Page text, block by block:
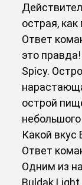
острая, как
Ответ
это
Spicy.
острой
Какой
Ответ
Одним из
Buldak